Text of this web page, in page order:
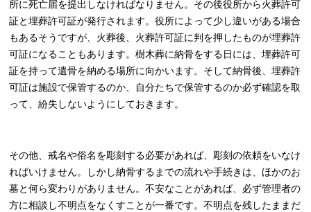
所に死亡届を提出しなければなりません。その後役所から火葬許可
証と埋葬許可証が発行されます。役所によって少し違いがある場合
もあるそうですが、火葬後、火葬許可証に判を押したものが埋葬許
可証になることもあります。樹木葬に納骨をする日には、埋葬許可
証を持って遺骨を納める場所に向かいます。そして納骨後、埋葬許
可証は施設で保管するのか、自分たちで保管するのか必ず確認を取
って、紛失しないようにしておきます。
その他、戒名や俗名を彫刻する必要があれば、彫刻の依頼をいなけ
ればいけません。しかし納骨するまでの流れや手続きは、ほかのお
墓と何ら変わりがありません。不安なことがあれば、必ず管理者の
方に相談し不明点をなくすことが一番です。不明点を残したままだ